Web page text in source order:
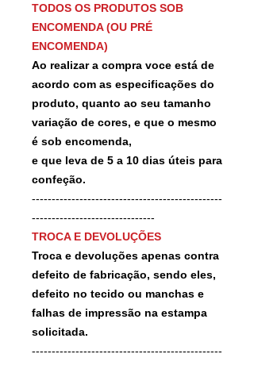
TODOS OS PRODUTOS SOB
ENCOMENDA (OU PRÉ
ENCOMENDA)
Ao realizar a compra voce está de
acordo com as especificações do
produto, quanto ao seu tamanho
variação de cores, e que o mesmo
é sob encomenda,
e que leva de 5 a 10 dias úteis para
confeção.
------------------------------------------------
-------------------------------
TROCA E DEVOLUÇÕES
Troca e devoluções apenas contra
defeito de fabricação, sendo eles,
defeito no tecido ou manchas e
falhas de impressão na estampa
solicitada.
------------------------------------------------